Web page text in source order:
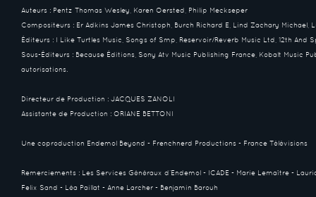
Auteurs : Pentz Thomas Wesley, Karen Oersted, Philip Meckseper
Compositeurs : Er Adkins James Christoph, Burch Richard E, Lind Zachary Michael,
Éditeurs : I Like Turtles Music, Songs of Smp, Reservoir/Reverb Music Ltd, 12th And
Sous-Éditeurs : Because Éditions, Sony Atv Music Publishing France, Kobalt Music
autorisations.
Directeur de Production : JACQUES ZANOLI
Assistante de Production : ORIANE BETTONI
Une coproduction Endemol Beyond - Frenchnerd Productions - France Télévisions
Remerciements : Les Services Généraux d’Endemol - ICADE - Marie Lemaître -
Felix Sand - Léa Paillat - Anne Larcher - Benjamin Barouh